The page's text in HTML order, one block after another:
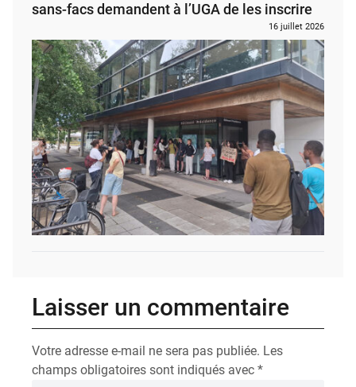
sans-facs demandent à l’UGA de les inscrire
16 juillet 2026
Laisser un commentaire
Votre adresse e-mail ne sera pas publiée. Les
champs obligatoires sont indiqués avec *